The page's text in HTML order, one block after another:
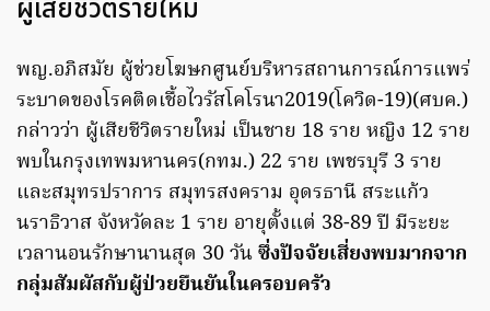
ผู้เสียชีวิตรายใหม่
พญ.อภิสมัย ผู้ช่วยโฆษกศูนย์บริหารสถานการณ์การแพร่
ระบาดของโรคติดเชื้อไวรัสโคโรนา2019(โควิด-19)(ศบค.)
กล่าวว่า ผู้เสียชีวิตรายใหม่ เป็นชาย 18 ราย หญิง 12 ราย
พบในกรุงเทพมหานคร(กทม.) 22 ราย เพชรบุรี 3 ราย
และสมุทรปราการ สมุทรสงคราม อุดรธานี สระแก้ว
นราธิวาส จังหวัดละ 1 ราย อายุตั้งแต่ 38-89 ปี มีระยะ
เวลานอนรักษานานสุด 30 วันซึ่งปัจจัยเสี่ยงพบมากจาก
กลุ่มสัมผัสกับผู้ป่วยยืนยันในครอบครัว